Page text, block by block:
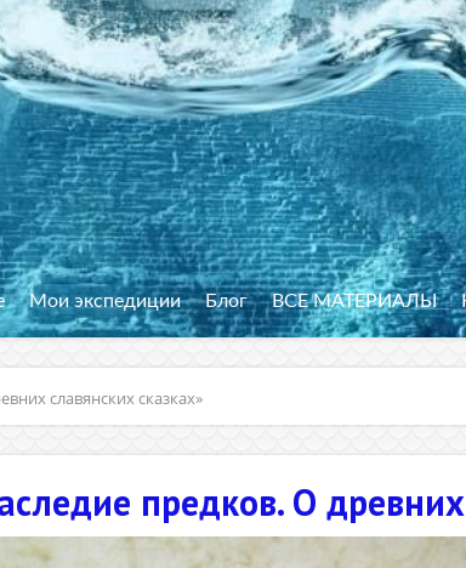
Мои экспедиции Блог ВСЕ МАТЕРИАЛЫ
славянских сказках»
предков. О